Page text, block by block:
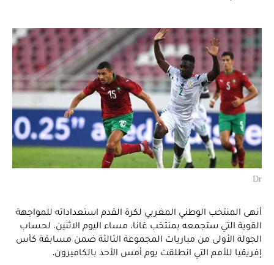
Dr
أنهى المنتخب الوطني المغربي لكرة القدم استعداداته للمواجهة
القوية التي ستجمعه بمنتخب غانا، مساء اليوم الاثنين، لحساب
الجولة الأولى من مباريات المجموعة الثالثة ضمن مسابقة كأس
إفريقيا للأمم التي انطلقت يوم أمس الأحد بالكاميرون.